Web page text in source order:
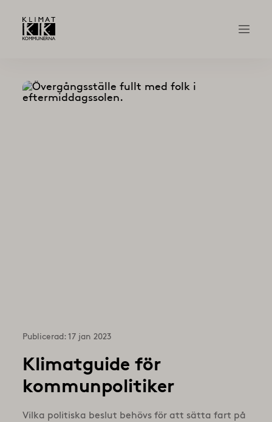
Publicerad: 17 jan 2023
Klimatguide för
kommunpolitiker
Vilka politiska beslut behövs för att sätta fart på